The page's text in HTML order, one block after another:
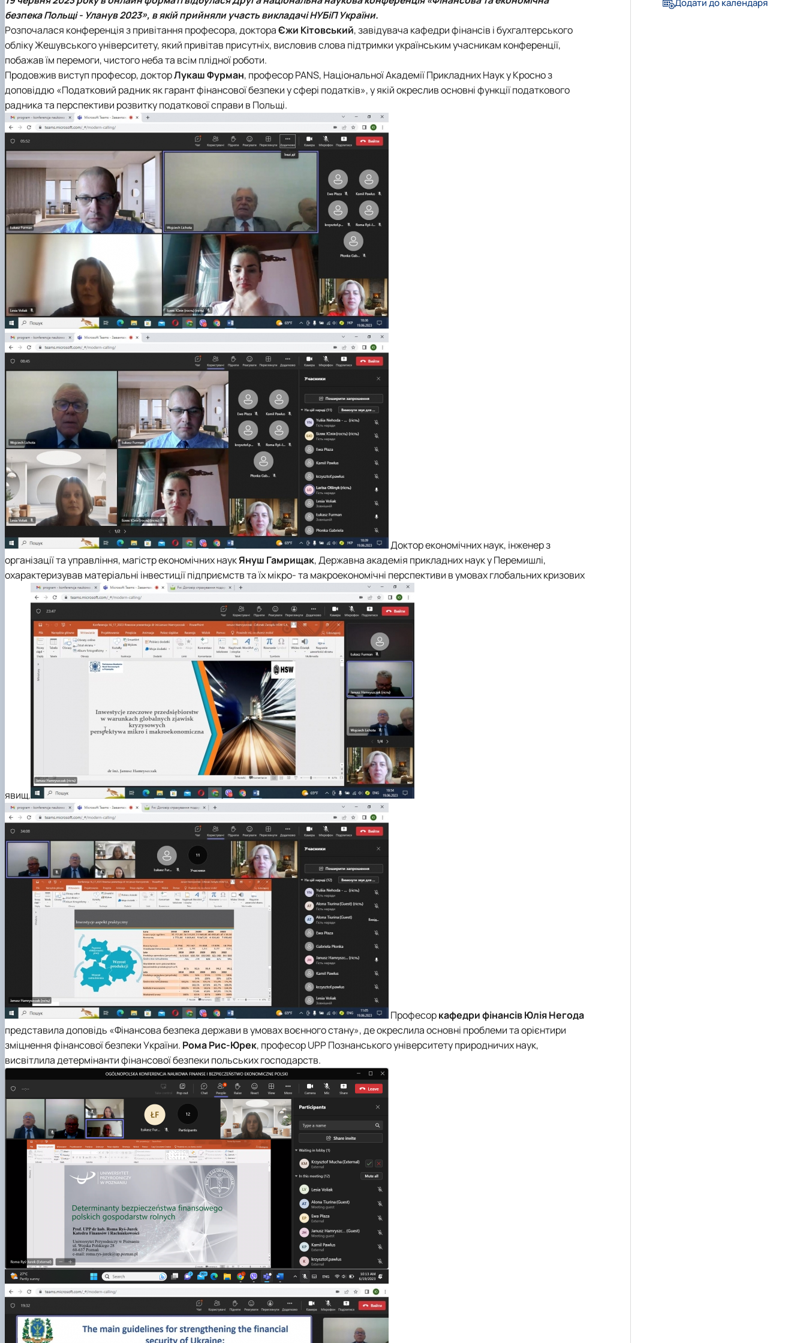
Навчально-наукові (виробничі) лабораторії
Вибіркові дисципліни
Неформальна освіта
Корисні посилання
Скринька довіри
Міжкафедральна навчально-наукова лабораторія розвитку бізнес-систем, кластерів …
Міжнародна науково-практична конференція, присвячена 75-річчю економічного фак…
Кафедра готельно-ресторанної справи та туризму
безпека Польщі - Уланув 2023», в якій прийняли участь викладачіНУБіП України.
Розпочалася конференція з привітання професора, доктораЄжи Кітовський, завідувача кафедри фінансів і бухгалтерського
облікуЖешувського університету, який привітав присутніх, висловив слова підтримки українським учасникам конференції,
побажав їм перемоги, чистого неба та всім плідної роботи.
Продовжив виступ професор, докторЛукаш Фурман, професор PANS, Національної Академії Прикладних Науку Кросно з
доповіддю «Податковий радник як гарант фінансової безпеки у сфері податків», у якій окреслив основні функції податкового
радника та перспективи розвитку податкової справи в Польщі.
Доктор економічних наук, інженер з
організації та управління, магістр економічних наукЯнуш Гамрищак,Державна академія прикладних науку Перемишлі,
охарактеризував матеріальні інвестиції підприємств та їх мікро- та макроекономічні перспективи в умовах глобальних кризових
явищ.
Професоркафедри фінансівЮлія Негода
представила доповідь «Фінансова безпека держави в умовах воєнного стану», де окреслила основні проблеми та орієнтири
зміцнення фінансової безпеки України. Рома Рис-Юрек, професор UPPПознанського університетуприродничих наук,
висвітлила детермінанти фінансової безпеки польських господарств.
Додати до календаря